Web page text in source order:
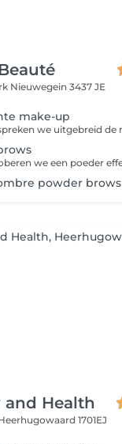
Nieuwegein 3437 JE
make-up
powder brows
and Health
1701EJ